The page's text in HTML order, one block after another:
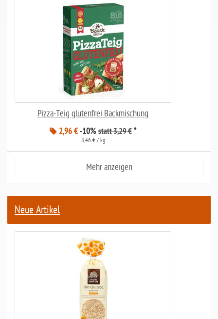
Pizza-Teig glutenfrei Backmischung
2,96 € -10% statt 3,29 €*
8,46 € / kg
Mehr anzeigen
Neue Artikel